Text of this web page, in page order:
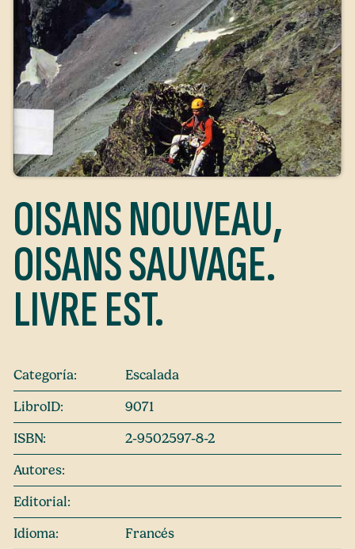
OISANS NOUVEAU,
OISANS SAUVAGE.
LIVRE EST.
Categoría:
Escalada
LibroID:
9071
ISBN:
2-9502597-8-2
Autores:
Editorial:
Idioma:
Francés